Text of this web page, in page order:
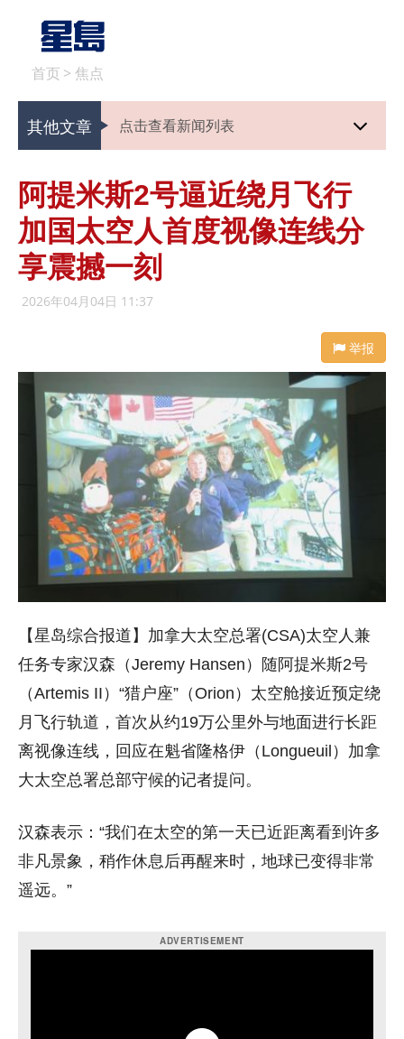
首页 > 焦点
其他文章 点击查看新闻列表
阿提米斯2号逼近绕月飞行
加国太空人首度视像连线分
享震撼一刻
2026年04月04日 11:37
举报
【星岛综合报道】加拿大太空总署(CSA)太空人兼
任务专家汉森（Jeremy Hansen）随阿提米斯2号
（Artemis II）“猎户座”（Orion）太空舱接近预定绕
月飞行轨道，首次从约19万公里外与地面进行长距
离视像连线，回应在魁省隆格伊（Longueuil）加拿
大太空总署总部守候的记者提问。
汉森表示：“我们在太空的第一天已近距离看到许多
非凡景象，稍作休息后再醒来时，地球已变得非常
遥远。”